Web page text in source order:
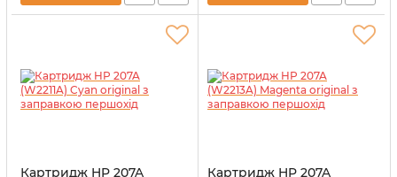
Картридж HP 207A
Картридж HP 207A